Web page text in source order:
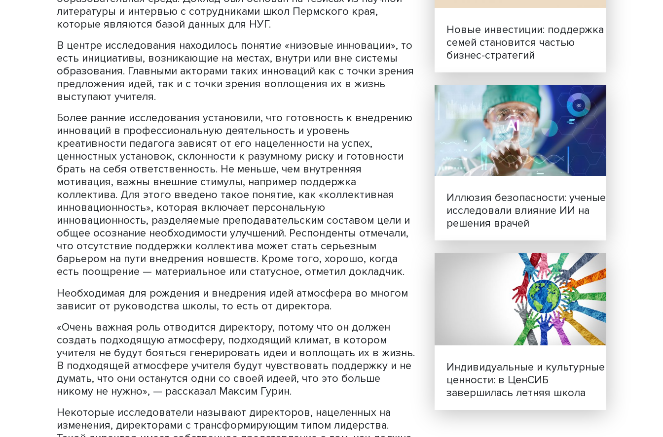
Семинар был организованнаучно-учебной группой«Дружелюбная
образовательная среда: на перекрестке интересов школы и города».
Студент магистерской программы «Сравнительные социальные
исследования» Максим Гурин рассказал о том, какие характеристики
присущи директорам, их заместителям и учителям, нацеленным на
инновации, и какую роль в этом играет дружелюбная
образовательная среда. Доклад был основан на тезисах из научной
литературы и интервью с сотрудниками школ Пермского края,
которые являются базой данных для НУГ.
В центре исследования находилось понятие «низовые инновации», то
есть инициативы, возникающие на местах, внутри или вне системы
образования. Главными акторами таких инноваций как с точки зрения
предложения идей, так и с точки зрения воплощения их в жизнь
выступают учителя.
Более ранние исследования установили, что готовность к внедрению
инноваций в профессиональную деятельность и уровень
креативности педагога зависят от его нацеленности на успех,
ценностных установок, склонности к разумному риску и готовности
брать на себя ответственность. Не меньше, чем внутренняя
мотивация, важны внешние стимулы, например поддержка
коллектива. Для этого введено такое понятие, как «коллективная
инновационность», которая включает персональную
инновационность, разделяемые преподавательским составом цели и
общее осознание необходимости улучшений. Респонденты отмечали,
что отсутствие поддержки коллектива может стать серьезным
барьером на пути внедрения новшеств. Кроме того, хорошо, когда
есть поощрение — материальное или статусное, отметил докладчик.
Новые инвестиции:
семей становится частью
бизнес-стратегий
Иллюзия безопасности:
решения врачей